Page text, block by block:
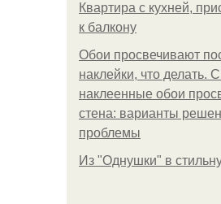
Квартира с кухней,
к балкону
Обои просвечивают
наклейки, что делать.
наклеенные обои
стена: варианты
проблемы
Из "Однушки" в